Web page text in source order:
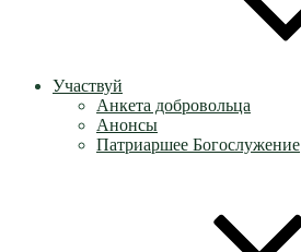
Участвуй
Анкета добровольца
Анонсы
Патриаршее Богослужение